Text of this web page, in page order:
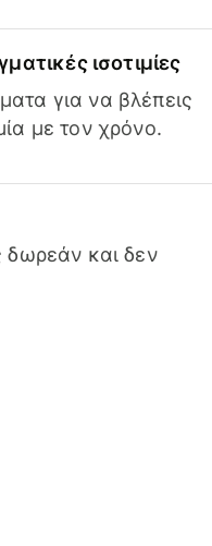
ισοτιμίες
για να βλέπεις
με τον χρόνο.
δωρεάν και δεν